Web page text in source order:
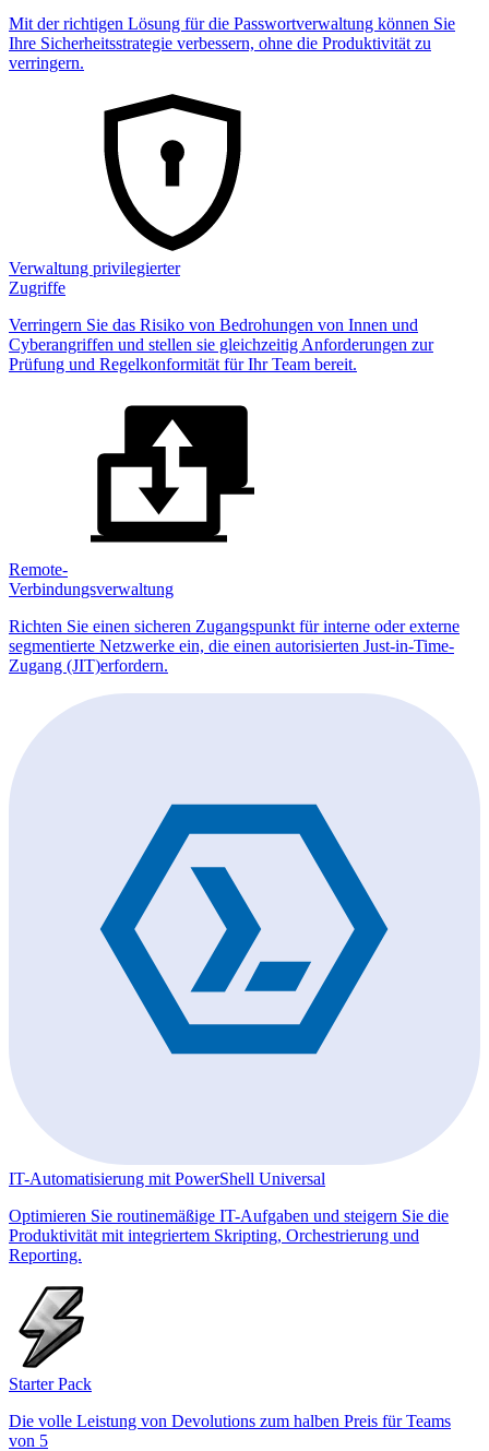
Mit der richtigen Lösung für die Passwortverwaltung können Sie
Ihre Sicherheitsstrategie verbessern, ohne die Produktivität zu
verringern.
Verwaltung privilegierter
Zugriffe
Verringern Sie das Risiko von Bedrohungen von Innen und
Cyberangriffen und stellen sie gleichzeitig Anforderungen zur
Prüfung und Regelkonformität für Ihr Team bereit.
Remote-
Verbindungsverwaltung
Richten Sie einen sicheren Zugangspunkt für interne oder externe
segmentierte Netzwerke ein, die einen autorisierten Just-in-Time-
Zugang (JIT)erfordern.
IT-Automatisierung mit PowerShell Universal
Optimieren Sie routinemäßige IT-Aufgaben und steigern Sie die
Produktivität mit integriertem Skripting, Orchestrierung und
Reporting.
Starter Pack
Die volle Leistung von Devolutions zum halben Preis für Teams
von 5